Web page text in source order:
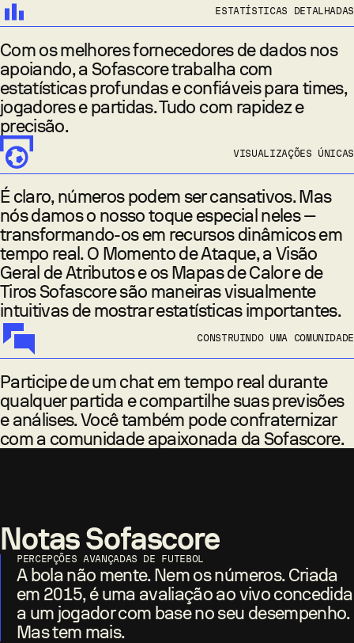
ESTATÍSTICAS DETALHADAS
Com os melhores fornecedores de dados nos
apoiando, a Sofascore trabalha com
estatísticas profundas e confiáveis para times,
jogadores e partidas. Tudo com rapidez e
precisão.
VISUALIZAÇÕES ÚNICAS
É claro, números podem ser cansativos. Mas
nós damos o nosso toque especial neles —
transformando-os em recursos dinâmicos em
tempo real. O Momento de Ataque, a Visão
Geral de Atributos e os Mapas de Calor e de
Tiros Sofascore são maneiras visualmente
intuitivas de mostrar estatísticas importantes.
CONSTRUINDO UMA COMUNIDADE
Participe de um chat em tempo real durante
qualquer partida e compartilhe suas previsões
e análises. Você também pode confraternizar
com a comunidade apaixonada da Sofascore.
Notas Sofascore
PERCEPÇÕES AVANÇADAS DE FUTEBOL
A bola não mente. Nem os números. Criada
em 2015, é uma avaliação ao vivo concedida
a um jogador com base no seu desempenho.
Mas tem mais.